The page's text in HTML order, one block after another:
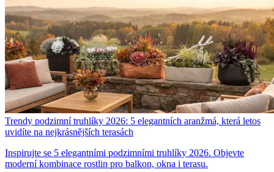
Trendy podzimní truhlíky 2026: 5 elegantních aranžmá, která letos
uvidíte na nejkrásnějších terasách
Inspirujte se 5 elegantními podzimními truhlíky 2026. Objevte
moderní kombinace rostlin pro balkon, okna i terasu.